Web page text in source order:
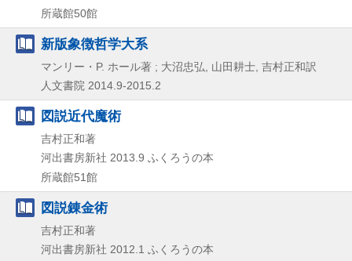
所蔵館50館
新版象徴哲学大系
マンリー・P. ホール著 ; 大沼忠弘, 山田耕士, 吉村正和訳
人文書院 2014.9-2015.2
図説近代魔術
吉村正和著
河出書房新社 2013.9 ふくろうの本
所蔵館51館
図説錬金術
吉村正和著
河出書房新社 2012.1 ふくろうの本